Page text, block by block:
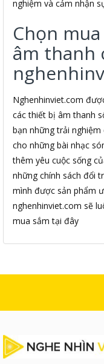
nghiệm và cảm nhận
Chọn
âm thanh
Nghenhinviet.com
các thiết bị âm thanh
bạn những trải
cho những bài nhạc
thêm yêu cuộc sống
những chính sách đổi
mình được sản phẩm
nghenhinviet.com sẽ
mua sắm tại đây